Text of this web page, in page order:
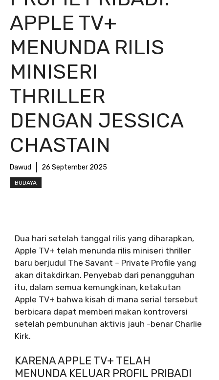
APPLE TV+
MENUNDA RILIS
MINISERI
THRILLER
DENGAN JESSICA
CHASTAIN
Dawud 26 September 2025
BUDAYA
Dua hari setelah tanggal rilis yang diharapkan,
Apple TV+ telah menunda rilis miniseri thriller
baru berjudul The Savant – Private Profile yang
akan ditakdirkan. Penyebab dari penangguhan
itu, dalam semua kemungkinan, ketakutan
Apple TV+ bahwa kisah di mana serial tersebut
berbicara dapat memberi makan kontroversi
setelah pembunuhan aktivis jauh -benar Charlie
Kirk.
KARENA APPLE TV+ TELAH
MENUNDA KELUAR PROFIL PRIBADI